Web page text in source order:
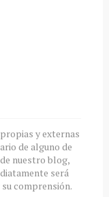
y externas
de alguno de
nuestro blog,
será
comprensión.